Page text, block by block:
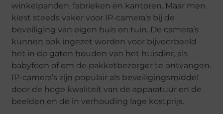
winkelpanden, fabrieken en kantoren. Maar men
kiest steeds vaker voor IP-camera’s bij de
beveiliging van eigen huis en tuin. De camera’s
kunnen ook ingezet worden voor bijvoorbeeld
het in de gaten houden van het huisdier, als
babyfoon of om de pakketbezorger te ontvangen.
IP-camera’s zijn populair als beveiligingsmiddel
door de hoge kwaliteit van de apparatuur en de
beelden en de in verhouding lage kostprijs.